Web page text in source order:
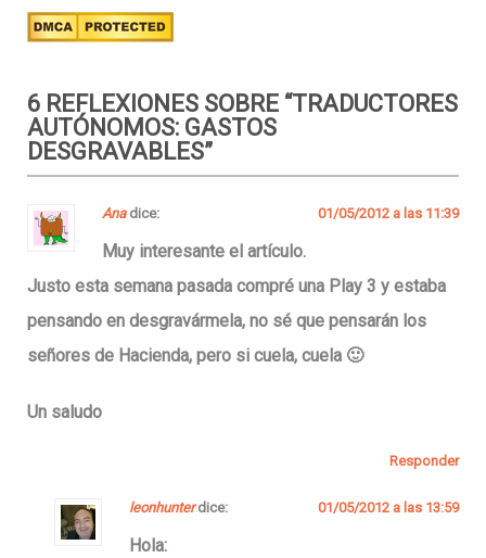
6 REFLEXIONES SOBRE “TRADUCTORES
AUTÓNOMOS: GASTOS
DESGRAVABLES”
Ana dice: 01/05/2012 a las 11:39
Muy interesante el artículo.
Justo esta semana pasada compré una Play 3 y estaba
pensando en desgravármela, no sé que pensarán los
señores de Hacienda, pero si cuela, cuela 🙂
Un saludo
Responder
leonhunter dice: 01/05/2012 a las 13:59
Hola: